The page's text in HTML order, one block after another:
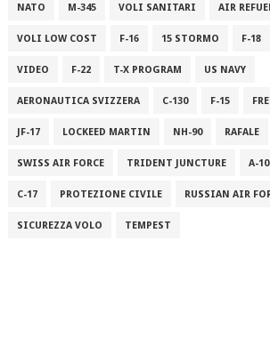
NATO M-345 VOLI SANITARI AIR
VOLI LOW COST F-16 15 STORMO F-18
VIDEO F-22 T-X PROGRAM US NAVY
AERONAUTICA SVIZZERA C-130 F-15
JF-17 LOCKEED MARTIN NH-90 RAFALE
SWISS AIR FORCE TRIDENT JUNCTURE A-10
C-17 PROTEZIONE CIVILE RUSSIAN AIR
SICUREZZA VOLO TEMPEST